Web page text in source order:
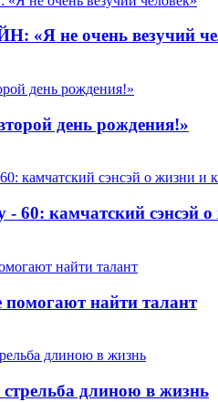
не очень везучий
день рождения!»
60: камчатский сэнсэй о
найти талант
длиною в жизнь